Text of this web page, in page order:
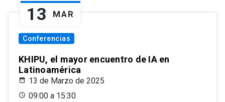
13 MAR
Conferencias
KHIPU, el mayor encuentro de IA en
Latinoamérica
13 de Marzo de 2025
09:00 a 15:30